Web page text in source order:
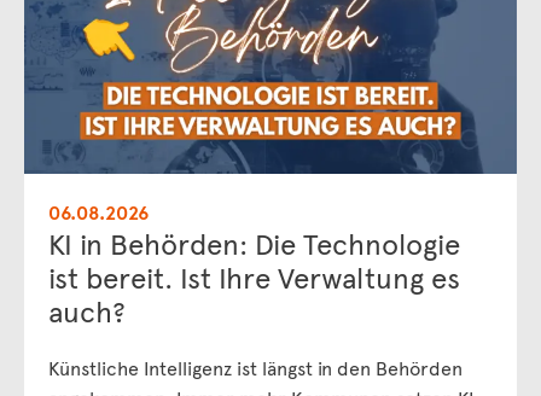
06.08.2026
KI in Behörden: Die Technologie
ist bereit. Ist Ihre Verwaltung es
auch?
Künstliche Intelligenz ist längst in den Behörden